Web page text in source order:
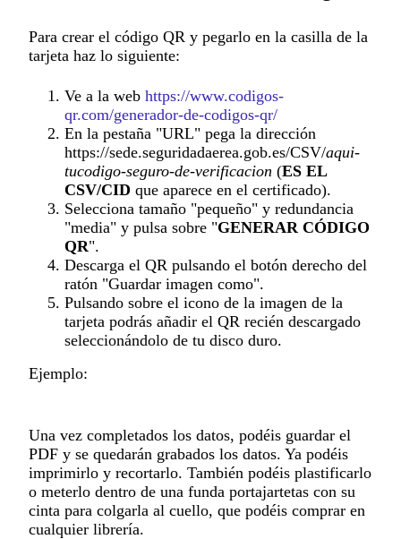
Para crear el código QR y pegarlo en la casilla de la
tarjeta haz lo siguiente:
Ve a la web https://www.codigos-
qr.com/generador-de-codigos-qr/
En la pestaña "URL" pega la dirección
https://sede.seguridadaerea.gob.es/CSV/aqui-
tucodigo-seguro-de-verificacion (ES EL
CSV/CID que aparece en el certificado).
Selecciona tamaño "pequeño" y redundancia
"media" y pulsa sobre "GENERAR CÓDIGO
QR".
Descarga el QR pulsando el botón derecho del
ratón "Guardar imagen como".
Pulsando sobre el icono de la imagen de la
tarjeta podrás añadir el QR recién descargado
seleccionándolo de tu disco duro.
Ejemplo:
Una vez completados los datos, podéis guardar el
PDF y se quedarán grabados los datos. Ya podéis
imprimirlo y recortarlo. También podéis plastificarlo
o meterlo dentro de una funda portajartetas con su
cinta para colgarla al cuello, que podéis comprar en
cualquier librería.